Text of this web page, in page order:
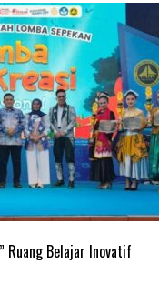
Ruang Belajar Inovatif